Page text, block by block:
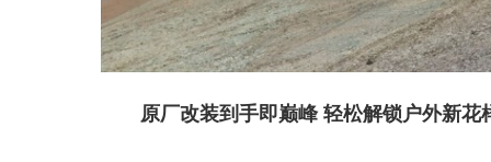
原厂改装到手即巅峰 轻松解锁户外新花